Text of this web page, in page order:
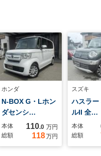
ホンダ
N-BOX G・Lホン
ダセンシ…
本体 110.0 万円
総額
118万円
スズキ
ハスラー
ルII 全…
本体
総額